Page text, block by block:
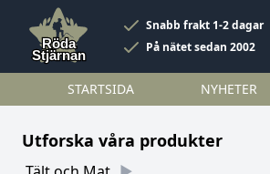
Snabb frakt 1-2 dagar
På nätet sedan 2002
STARTSIDA NYHETER
Utforska våra produkter